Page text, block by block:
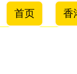
首页 香